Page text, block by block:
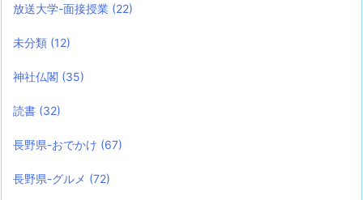
放送大学-面接授業 (22)
未分類 (12)
神社仏閣 (35)
読書 (32)
長野県-おでかけ (67)
長野県-グルメ (72)